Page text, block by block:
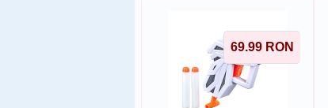
69.99 RON